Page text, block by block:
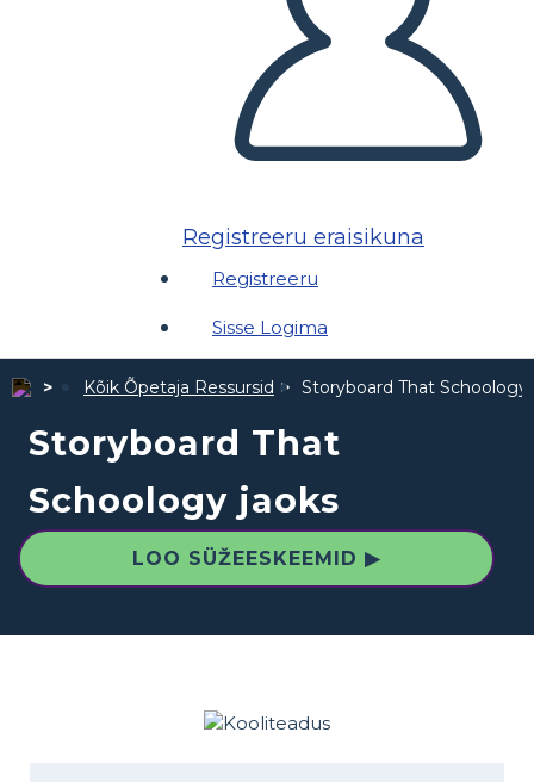
Registreeru eraisikuna
Registreeru
Sisse Logima
Kõik Õpetaja Ressursid Storyboard That Schoology
Storyboard That
Schoology jaoks
LOO SÜŽEESKEEMID ▶